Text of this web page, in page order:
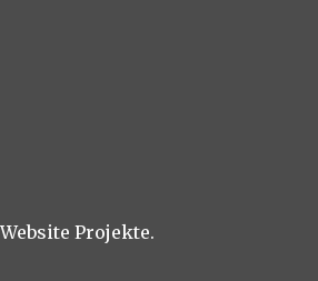
Projekte.